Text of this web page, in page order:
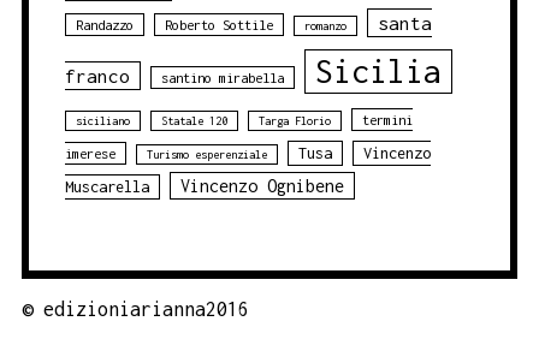
Randazzo Roberto Sottile romanzo santa
franco santino mirabella Sicilia
siciliano Statale 120 Targa Florio termini
imerese Turismo esperenziale Tusa
Vincenzo
Muscarella
Vincenzo Ognibene
© edizioniarianna2016